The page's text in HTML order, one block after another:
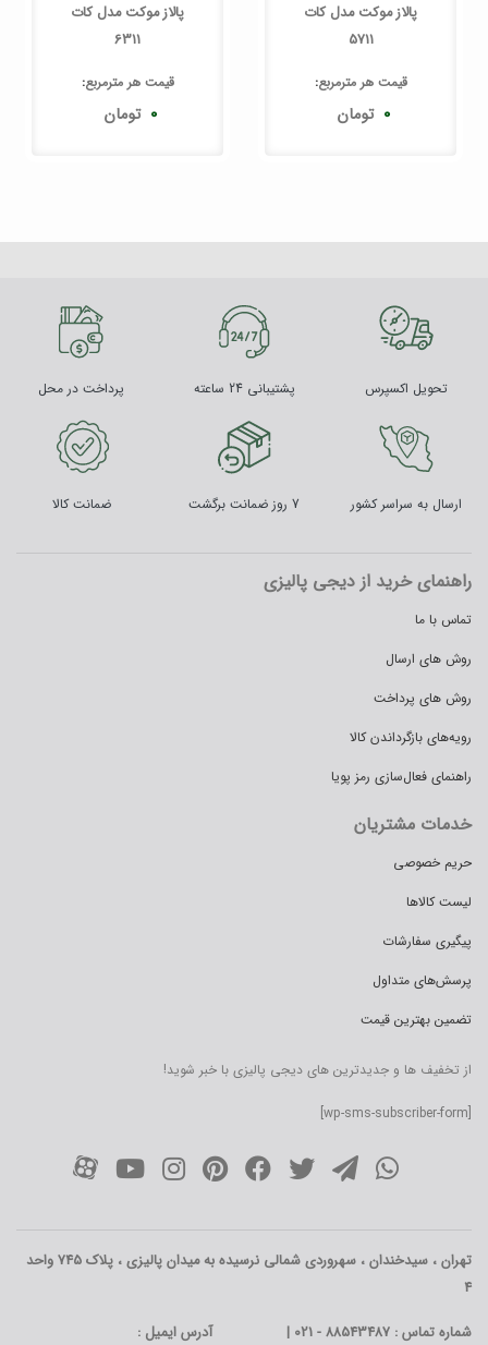
پالاز موکت مدل کات
5711
قیمت هرمترمربع:
۰ تومان
پالاز موکت مدل کات
6311
قیمت هرمترمربع:
۰ تومان
تحویل اکسپرس پشتیبانی 24 ساعته پرداخت در محل
ارسال به سراسر کشور 7 روز ضمانت برگشت ضمانت کالا
راهنمای خرید از دیجی پالیزی
تماس با ما
روش های ارسال
روش های پرداخت
رویه‌های بازگرداندن کالا
راهنمای فعال‌سازی رمز پویا
خدمات مشتریان
حریم خصوصی
لیست کالاها
پیگیری سفارشات
پرسش‌های متداول
تضمین بهترین قیمت
از تخفیف ها و جدیدترین های دیجی پالیزی با خبر شوید!
[wp-sms-subscriber-form]
تهران ، سیدخندان ، سهروردی شمالی نرسیده به میدان پالیزی ، پلاک 745 واحد
4
شماره تماس : 88543487 - 021 |
آدرس ایمیل :